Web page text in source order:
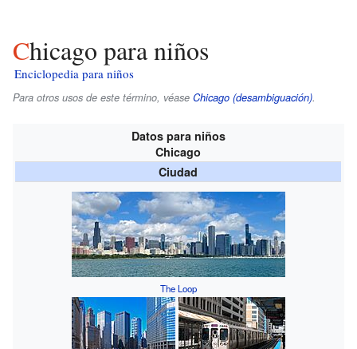
Chicago para niños
Enciclopedia para niños
Para otros usos de este término, véase Chicago (desambiguación).
Datos para niños
Chicago
Ciudad
The Loop